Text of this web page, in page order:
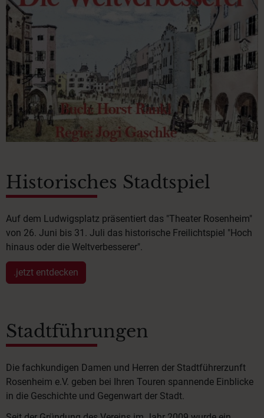
Historisches Stadtspiel
Auf dem Ludwigsplatz präsentiert das "Theater Rosenheim"
von 26. Juni bis 31. Juli das historische Freilichtspiel "Hoch
hinaus oder die Weltverbesserer".
.jetzt entdecken
Stadtführungen
Die fachkundigen Damen und Herren der Stadtführerzunft
Rosenheim e.V. geben bei Ihren Touren spannende Einblicke
in die Geschichte und Gegenwart der Stadt.